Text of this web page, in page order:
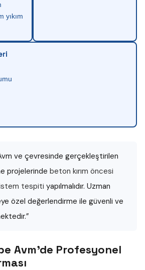
yıkım
ve çevresinde gerçekleştirilen
projelerinde beton kırım öncesi
tespiti yapılmalıdır. Uzman
özel değerlendirme ile güvenli ve
Avm'de Profesyonel